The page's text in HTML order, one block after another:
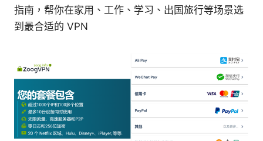
指南，帮你在家用、工作、学习、出国旅行等场景选
到最合适的 VPN